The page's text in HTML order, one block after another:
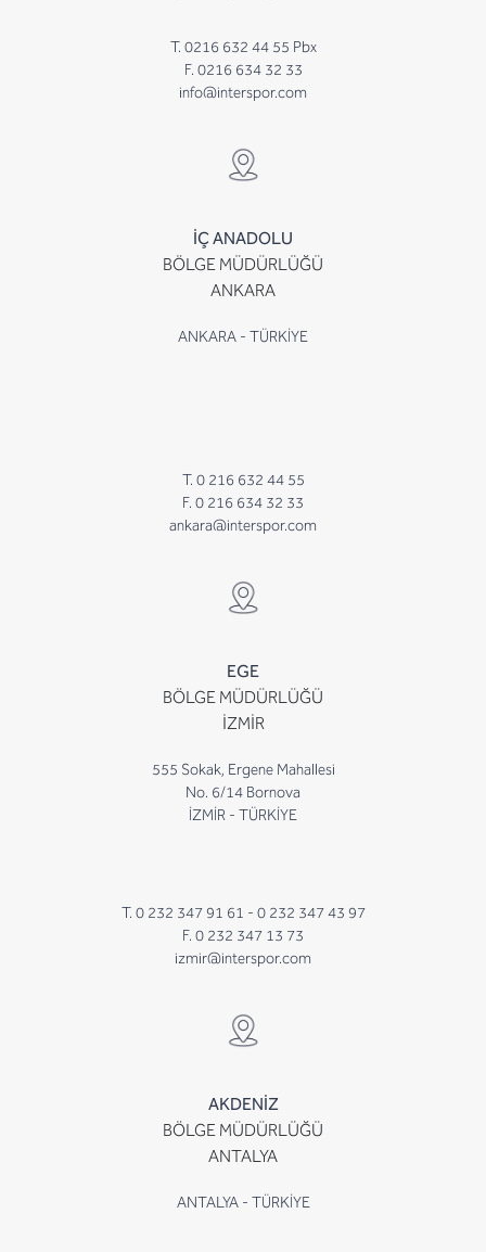
T. 0216 632 44 55 Pbx
F. 0216 634 32 33
info@interspor.com
İÇ ANADOLU
BÖLGE MÜDÜRLÜĞÜ
ANKARA
ANKARA - TÜRKİYE
T. 0 216 632 44 55
F. 0 216 634 32 33
ankara@interspor.com
EGE
BÖLGE MÜDÜRLÜĞÜ
İZMİR
555 Sokak, Ergene Mahallesi
No. 6/14 Bornova
İZMİR - TÜRKİYE
T. 0 232 347 91 61 - 0 232 347 43 97
F. 0 232 347 13 73
izmir@interspor.com
AKDENİZ
BÖLGE MÜDÜRLÜĞÜ
ANTALYA
ANTALYA - TÜRKİYE